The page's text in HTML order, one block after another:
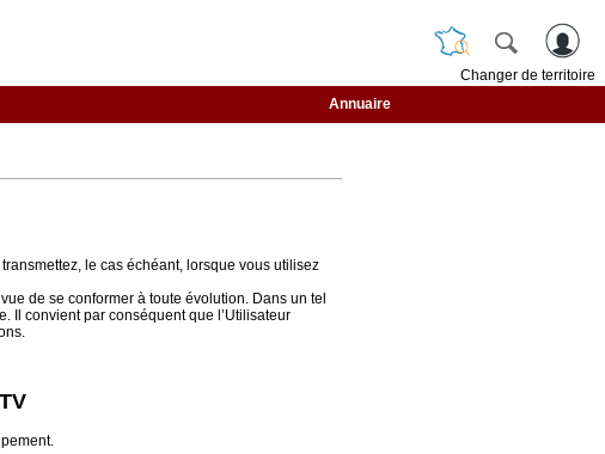
Changer de territoire
Annuaire
le cas échéant, lorsque vous utilisez
de se conformer à toute évolution. Dans un tel
Il convient par conséquent que l’Utilisateur